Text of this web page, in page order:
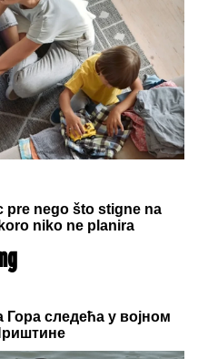
Ovo su detalji
MONSTRUMI"Aneli
i Mevlidu, on se
"Tip" - tiket za